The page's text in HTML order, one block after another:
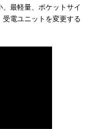
、最軽量、ポケットサイ
受電ユニットを変更する